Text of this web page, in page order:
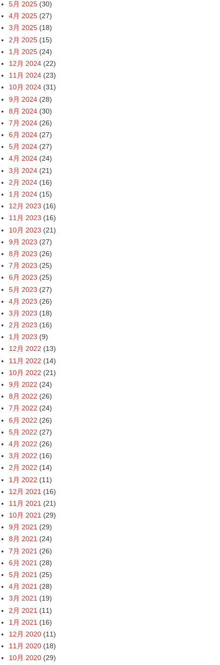
5月 2025 (30)
4月 2025 (27)
3月 2025 (18)
2月 2025 (15)
1月 2025 (24)
12月 2024 (22)
11月 2024 (23)
10月 2024 (31)
9月 2024 (28)
8月 2024 (30)
7月 2024 (26)
6月 2024 (27)
5月 2024 (27)
4月 2024 (24)
3月 2024 (21)
2月 2024 (16)
1月 2024 (15)
12月 2023 (16)
11月 2023 (16)
10月 2023 (21)
9月 2023 (27)
8月 2023 (26)
7月 2023 (25)
6月 2023 (25)
5月 2023 (27)
4月 2023 (26)
3月 2023 (18)
2月 2023 (16)
1月 2023 (9)
12月 2022 (13)
11月 2022 (14)
10月 2022 (21)
9月 2022 (24)
8月 2022 (26)
7月 2022 (24)
6月 2022 (26)
5月 2022 (27)
4月 2022 (26)
3月 2022 (16)
2月 2022 (14)
1月 2022 (11)
12月 2021 (16)
11月 2021 (21)
10月 2021 (29)
9月 2021 (29)
8月 2021 (24)
7月 2021 (26)
6月 2021 (28)
5月 2021 (25)
4月 2021 (28)
3月 2021 (19)
2月 2021 (11)
1月 2021 (16)
12月 2020 (11)
11月 2020 (18)
10月 2020 (29)